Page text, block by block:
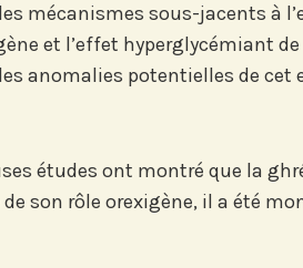
mécanismes sous-jacents à
et l’effet hyperglycémiant
anomalies potentielles de cet
études ont montré que la
de son rôle orexigène, il a été